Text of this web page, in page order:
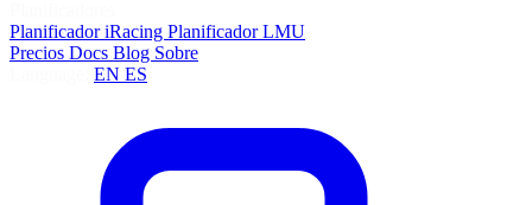
Planificador iRacing Planificador LMU
Precios Docs Blog Sobre
EN ES